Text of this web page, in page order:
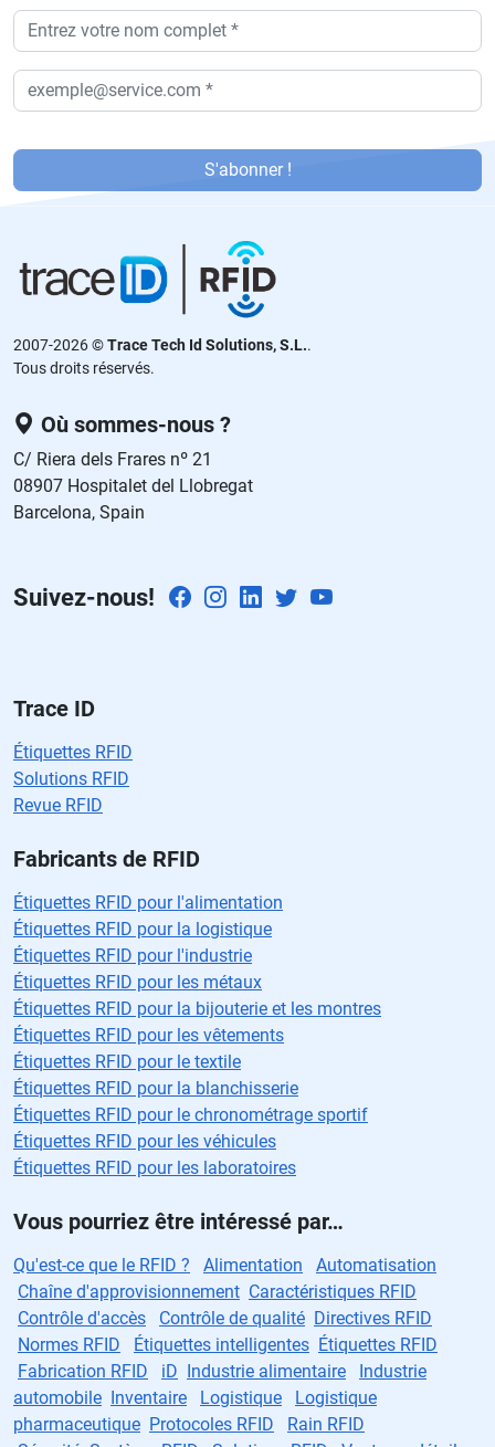
f
or
ej
e
st
e
c
a
o
o.
S'abonner !
2007-2026 ©Trace Tech Id Solutions, S.L..
Tous droits réservés.
Où sommes-nous ?
C/ Riera dels Frares nº 21
08907 Hospitalet del Llobregat
Barcelona, Spain
Suivez-nous!
Trace ID
Étiquettes RFID
Solutions RFID
Revue RFID
Fabricants de RFID
Étiquettes RFID pour l'alimentation
Étiquettes RFID pour la logistique
Étiquettes RFID pour l'industrie
Étiquettes RFID pour les métaux
Étiquettes RFID pour la bijouterie et les montres
Étiquettes RFID pour les vêtements
Étiquettes RFID pour le textile
Étiquettes RFID pour la blanchisserie
Étiquettes RFID pour le chronométrage sportif
Étiquettes RFID pour les véhicules
Étiquettes RFID pour les laboratoires
Vous pourriez être intéressé par…
Qu'est-ce que le RFID ? Alimentation
Automatisation
Chaîne d'approvisionnement Caractéristiques RFID
Contrôle d'accès
Contrôle de qualité Directives RFID
Normes RFID
Étiquettes intelligentes Étiquettes RFID
Fabrication RFID
iD Industrie alimentaire
Industrie
automobile Inventaire Logistique
Logistique
pharmaceutique Protocoles RFID
Rain RFID